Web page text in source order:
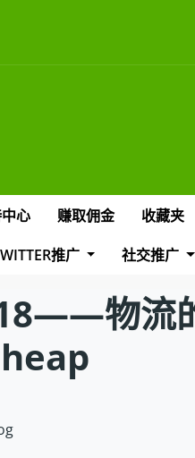
心 赚取佣金 收藏夹
推广 社交推广
物流